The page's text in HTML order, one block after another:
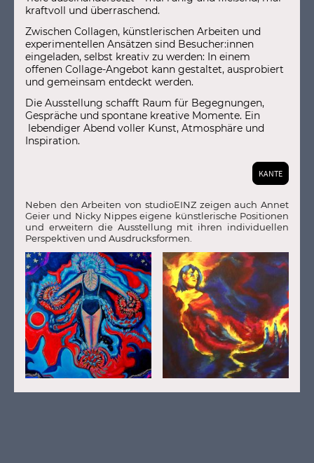
kraftvoll und überraschend.
Zwischen Collagen, künstlerischen Arbeiten und
experimentellen Ansätzen sind Besucher:innen
eingeladen, selbst kreativ zu werden: In einem
offenen Collage-Angebot kann gestaltet, ausprobiert
und gemeinsam entdeckt werden.
Die Ausstellung schafft Raum für Begegnungen,
Gespräche und spontane kreative Momente. Ein
lebendiger Abend voller Kunst, Atmosphäre und
Inspiration.
KANTE
Neben den Arbeiten von studioEINZ zeigen auch Annet
Geier und Nicky Nippes eigene künstlerische Positionen
und erweitern die Ausstellung mit ihren individuellen
Perspektiven und Ausdrucksformen.